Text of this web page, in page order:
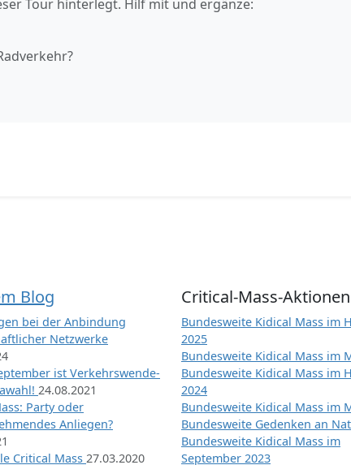
Tour hinterlegt. Hilf mit und ergänze:
Blog
bei der Anbindung
Netzwerke
ist Verkehrswende-
24.08.2021
Party oder
Anliegen?
Critical Mass 27.03.2020
Critical-Mass-Aktionen
Bundesweite Kidical Mass im
2025
Bundesweite Kidical Mass im
Bundesweite Kidical Mass im
2024
Bundesweite Kidical Mass im
Bundesweite Gedenken an
Bundesweite Kidical Mass im
September 2023